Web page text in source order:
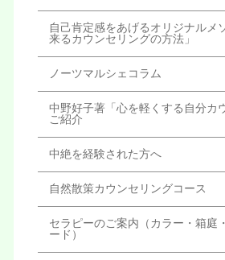
自己肯定感をあげるオリジナルメ
来るカウンセリングの方法」
ノーツマルシェコラム
中野好子著「心を軽くする自分カ
ご紹介
中絶を経験された方へ
自然散策カウンセリングコース
セラピーのご案内（カラー・箱庭
ード）